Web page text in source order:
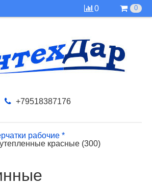
0 0
+79518387176
рабочие *
красные (300)